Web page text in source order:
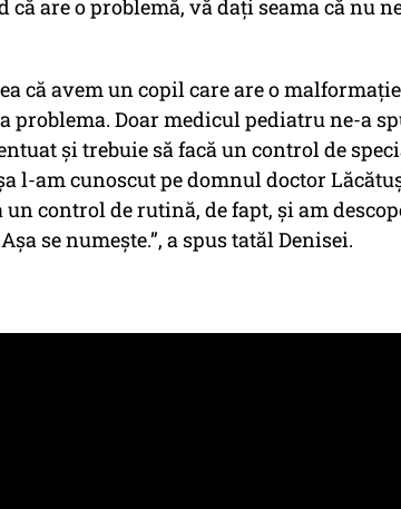
că are o problemă, vă dați seama că nu
că avem un copil care are o
problema. Doar medicul pediatru ne-a
și trebuie să facă un control de
l-am cunoscut pe domnul doctor
control de rutină, de fapt, și am
se numește.”, a spus tatăl Denisei.